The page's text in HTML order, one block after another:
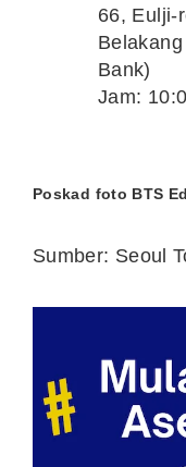
66, Eulji-
Bank)
Jam:
Poskad foto BTS
Sumber: Seoul